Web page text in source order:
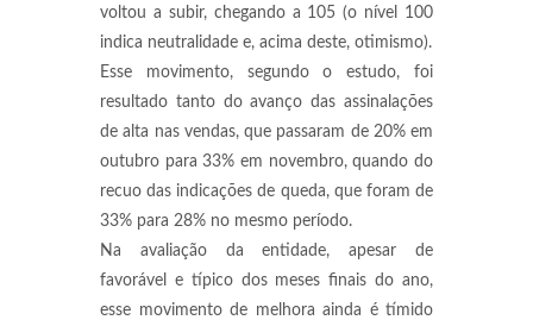
voltou a subir, chegando a 105 (o nível 100
indica neutralidade e, acima deste, otimismo).
Esse movimento, segundo o estudo, foi
resultado tanto do avanço das assinalações
de alta nas vendas, que passaram de 20% em
outubro para 33% em novembro, quando do
recuo das indicações de queda, que foram de
33% para 28% no mesmo período.
Na avaliação da entidade, apesar de
favorável e típico dos meses finais do ano,
esse movimento de melhora ainda é tímido